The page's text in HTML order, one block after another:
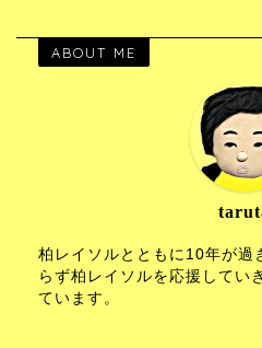
ABOUT ME
柏レイソルとともに10年が過
らず柏レイソルを応援してい
ています。